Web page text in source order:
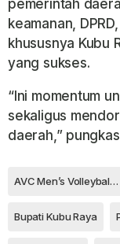
pemerintah
keamanan,
khususnya Kubu
yang sukses.
“Ini momentum
sekaligus
daerah,”
AVC Men’s Volleyball Championship
Bupati Kubu Raya